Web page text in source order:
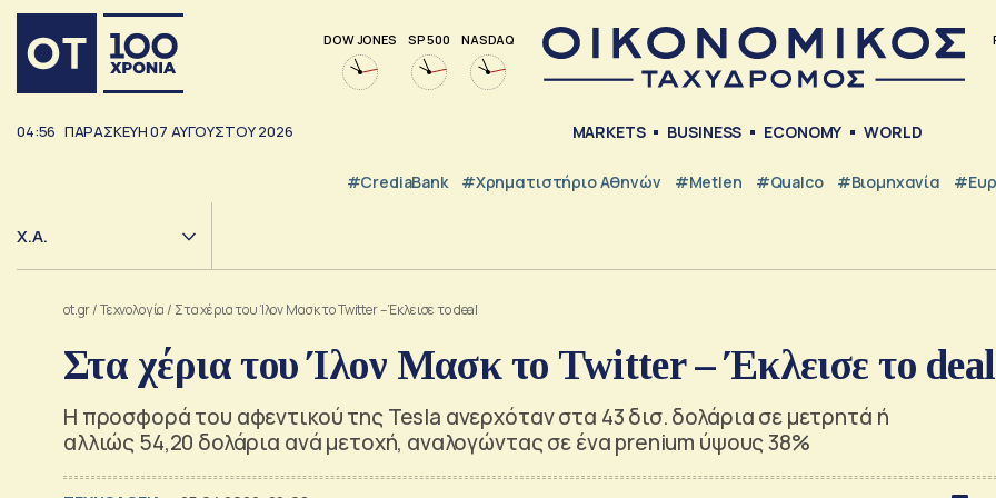
DOW JONES SP 500 NASDAQ
04:56 ΠΑΡΑΣΚΕΥΗ07 ΑΥΓΟΥΣΤΟΥ2026 MARKETS BUSINESS ECONOMY WORLD
#CrediaBank #Χρηματιστήριο Αθηνών #metlen #Qualco #Βιομηχανία
Χ.Α.
ot.gr/Τεχνολογία / Στα χέρια του Ίλον Μασκ το Twitter – Έκλεισε το deal
Στα χέρια του Ίλον Μασκ το Twitter – Έκλεισε το deal
Η προσφορά του αφεντικού της Tesla ανερχόταν στα 43 δισ. δολάρια σε μετρητά ή
αλλιώς 54,20 δολάρια ανά μετοχή, αναλογώντας σε ένα prenium ύψους 38%